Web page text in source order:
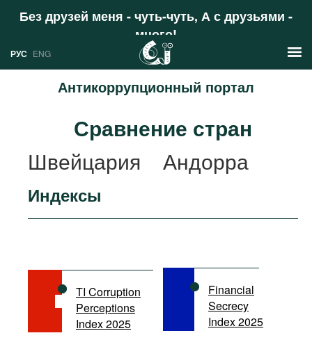
Без друзей меня - чуть-чуть, А с друзьями -
много!
Поддержать
РУС ENG
Антикоррупционный портал
Аналитика
Профили
Стран
Ресурсы
Документы международных
организаций
Фильмы
Сравнение стран
Швейцария
Андорра
Индексы
TI Corruption
Perceptions
Index 2025
Financial
Secrecy
Index 2025